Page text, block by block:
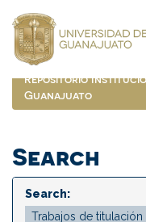
navigation
Repositorio
Guanajuato
Search
Search: